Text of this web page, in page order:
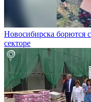
Новосибирска борются
секторе